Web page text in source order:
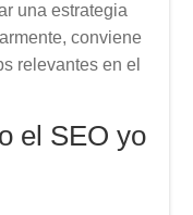
una estrategia
conviene
relevantes en el
el SEO yo